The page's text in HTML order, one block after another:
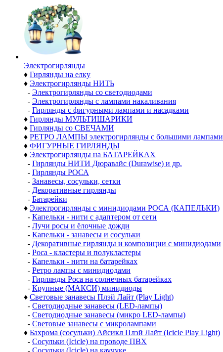
Электро­гирлянды
♦ Гирлянды на елку
♦ Электрогирлянды НИТЬ
- Электрогирлянды со светодиодами
- Электрогирлянды с лампами накаливания
- Гирлянды с фигурными лампами и насадками
♦ Гирлянды МУЛЬТИШАРИКИ
♦ Гирлянды со СВЕЧАМИ
♦ РЕТРО ЛАМПЫ электрогирлянды с большими лампами
♦ ФИГУРНЫЕ ГИРЛЯНДЫ
♦ Электрогирлянды на БАТАРЕЙКАХ
- Гирлянды НИТИ Дюравайс (Durawise) и др.
- Гирлянды РОСА
- Занавесы, сосульки, сетки
- Декоративные гирлянды
- Батарейки
♦ Электрогирлянды с минидиодами РОСА (КАПЕЛЬКИ)
- Капельки - нити с адаптером от сети
- Лучи росы и ёлочные дожди
- Капельки - занавесы и сосульки
- Декоративные гирлянды и композиции с минидиодами
- Роса - кластеры и полукластеры
- Капельки - нити на батарейках
- Ретро лампы с минидиодами
- Гирлянды Роса на солнечных батарейках
- Крупные (МАКСИ) минидиоды
♦ Световые занавесы Плэй Лайт (Play Light)
- Светодиодные занавесы (LED-лампы)
- Светодиодные занавесы (микро LED-лампы)
- Световые занавесы с микролампами
♦ Бахрома (сосульки) Айсикл Плэй Лайт (Icicle Play Light)
- Сосульки (Icicle) на проводе ПВХ
- Сосульки (Icicle) на каучуке